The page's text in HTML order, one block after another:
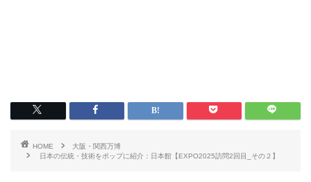
HOME
大阪・関西万博
日本の伝統・技術をポップに紹介：日本館【EXPO2025訪問2回目_その２】